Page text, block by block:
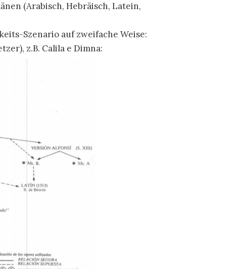
(Arabisch, Hebräisch, Latein,
Szenario auf zweifache Weise:
z.B. Calila e Dimna: